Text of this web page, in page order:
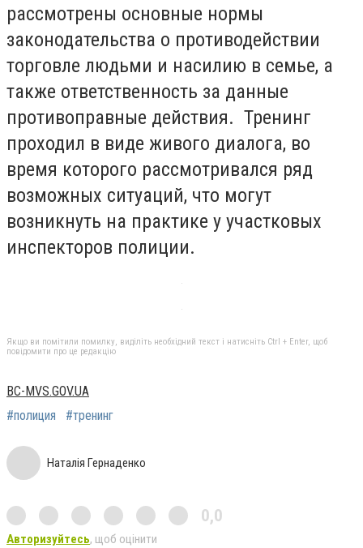
рассмотрены основные нормы
законодательства о противодействии
торговле людьми и насилию в семье, а
также ответственность за данные
противоправные действия. Тренинг
проходил в виде живого диалога, во
время которого рассмотривался ряд
возможных ситуаций, что могут
возникнуть на практике у участковых
инспекторов полиции.
Якщо ви помітили помилку, виділіть необхідний текст і натисніть Ctrl + Enter, щоб
повідомити про це редакцію
BC-MVS.GOV.UA
#полиция
#тренинг
Наталія Гернаденко
0,0
Авторизуйтесь, щоб оцінити